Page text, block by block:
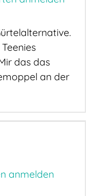
das das
an der
anmelden